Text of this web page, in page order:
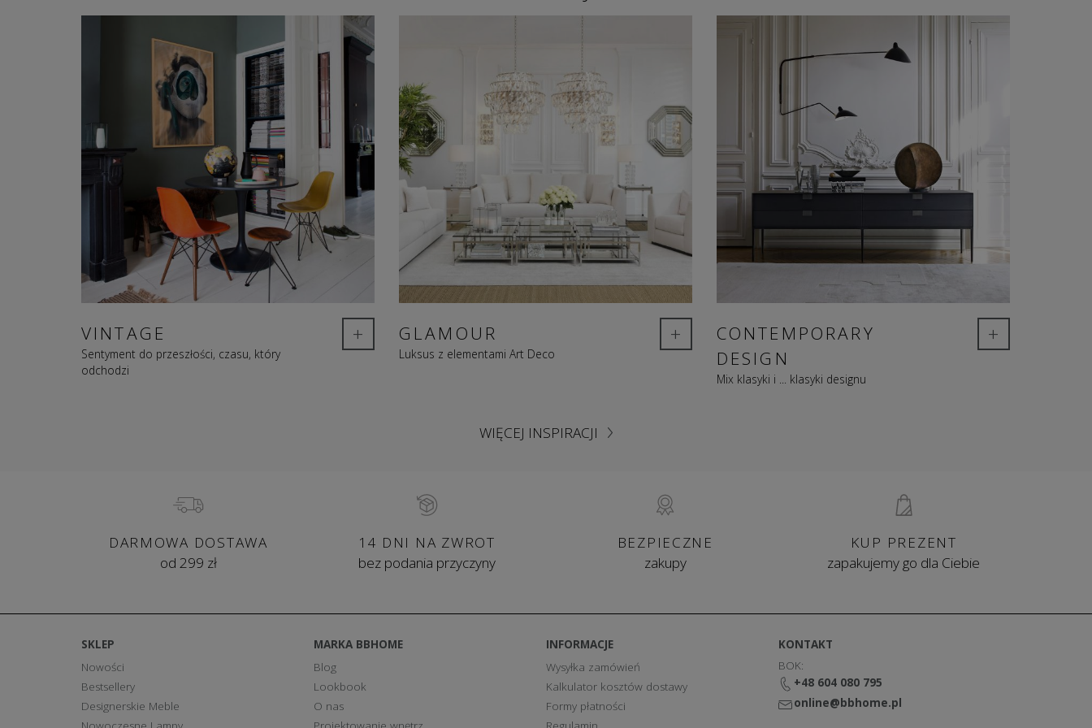
VINTAGE
Sentyment do przeszłości, czasu, który
odchodzi
+ GLAMOUR
Luksus z elementami Art Deco
+
CONTEMPORARY
DESIGN
Mix klasyki i ... klasyki designu
+
WIĘCEJ INSPIRACJI
DARMOWA DOSTAWA
od 299 zł
14 DNI NA ZWROT
bez podania przyczyny
BEZPIECZNE
zakupy
KUP PREZENT
zapakujemy go dla Ciebie
SKLEP
Nowości
Bestsellery
Designerskie Meble
MARKA BBHOME
Blog
Lookbook
O nas
INFORMACJE
Wysyłka zamówień
Kalkulator kosztów dostawy
Formy płatności
KONTAKT
BOK:
+48 604 080 795
online@bbhome.pl